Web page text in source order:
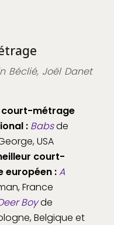
Béclié, Joël Danet
court-métrage
: Babsde
USA
court-
européen :A
France
Boyde
Belgique et